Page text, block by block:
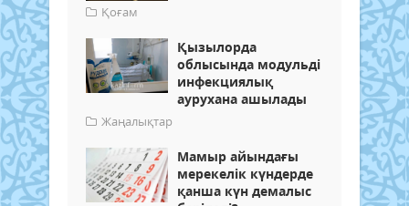
Қоғам
Қызылорда
облысында модульді
инфекциялық
аурухана ашылады
Жаңалықтар
Мамыр айындағы
мерекелік күндерде
қанша күн демалыс